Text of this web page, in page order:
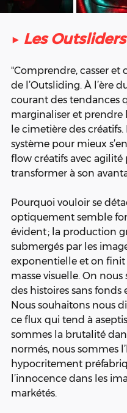
▶ Les
"Comprendre, casser et
de l’Outsliding. À l’ère
courant des tendances
marginaliser et prendre
le cimetière des
système pour mieux
flow créatifs avec agilité
transformer à son
Pourquoi vouloir se
optiquement semble
évident ; la production
submergés par les
exponentielle et on finit
masse visuelle. On nous
des histoires sans fonds
Nous souhaitons nous
ce flux qui tend à
sommes la brutalité
normés, nous sommes
hypocritement
l’innocence dans les
markétés.